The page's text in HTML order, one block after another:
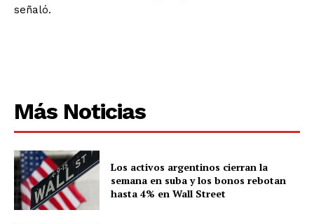
señaló.
Más Noticias
Los activos argentinos cierran la
semana en suba y los bonos rebotan
hasta 4% en Wall Street